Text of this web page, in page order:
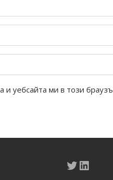
и уебсайта ми в този
Twitter